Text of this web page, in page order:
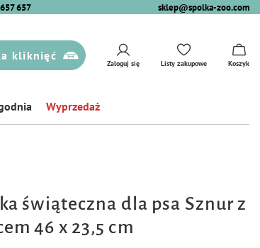
657 sklep@spolka-zoo.com
kliknięć
Zaloguj się Listy zakupowe Koszyk
Wyprzedaż
świąteczna dla psa Sznur z
46 x 23,5 cm